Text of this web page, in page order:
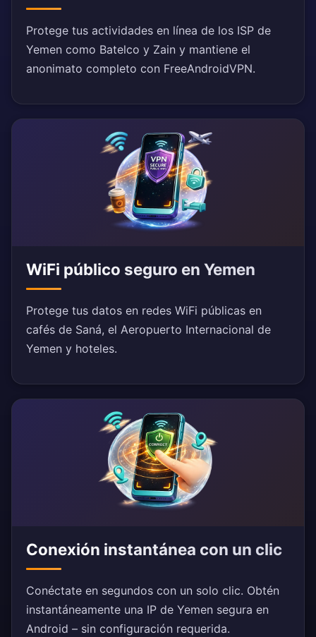
Protege tus actividades en línea de los ISP de
Yemen como Batelco y Zain y mantiene el
anonimato completo con FreeAndroidVPN.
WiFi público seguro en Yemen
Protege tus datos en redes WiFi públicas en
cafés de Saná, el Aeropuerto Internacional de
Yemen y hoteles.
Conexión instantánea con un clic
Conéctate en segundos con un solo clic. Obtén
instantáneamente una IP de Yemen segura en
Android – sin configuración requerida.